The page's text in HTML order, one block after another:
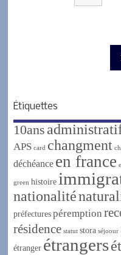
Étiquettes
10ans
APS card changment
déchéance en france
green histoire
nationalité
préfectures péremption
résidence statut stora séjoour
étranger étrangers